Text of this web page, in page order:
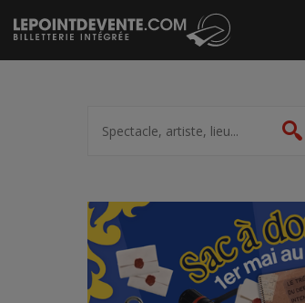
Passer
au
contenu
artiste,
lieu...